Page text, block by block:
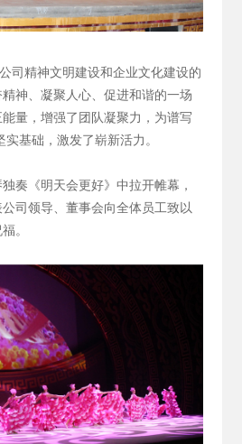
司精神文明建设和企业文化建设的
神、凝聚人心、促进和谐的一场
量，增强了团队凝聚力，为谱写
基础，激发了崭新活力。
奏《明天会更好》中拉开帷幕，
司领导、董事会向全体员工致以
。